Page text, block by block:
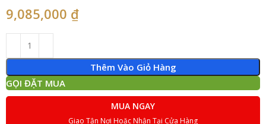
9,085,000 ₫
Thêm Vào Giỏ Hàng
GỌI ĐẶT MUA
MUA NGAY
Giao Tận Nơi Hoặc Nhận Tại Cửa Hàng